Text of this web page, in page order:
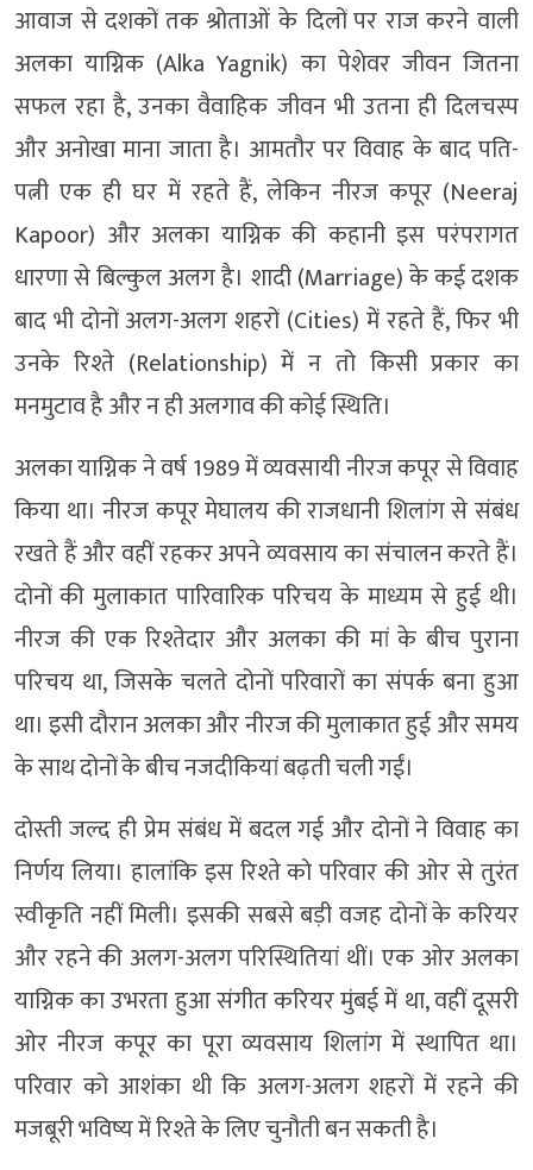
आवाज से दशकों तक श्रोताओं के दिलों पर राज करने वाली
अलका याग्निक (Alka Yagnik) का पेशेवर जीवन जितना
सफल रहा है, उनका वैवाहिक जीवन भी उतना ही दिलचस्प
और अनोखा माना जाता है। आमतौर पर विवाह के बाद पति-
पत्नी एक ही घर में रहते हैं, लेकिन नीरज कपूर (Neeraj
Kapoor) और अलका याग्निक की कहानी इस परंपरागत
धारणा से बिल्कुल अलग है। शादी (Marriage) के कई दशक
बाद भी दोनों अलग-अलग शहरों (Cities) में रहते हैं, फिर भी
उनके रिश्ते (Relationship) में न तो किसी प्रकार का
मनमुटाव है और न ही अलगाव की कोई स्थिति।
अलका याग्निक ने वर्ष 1989 में व्यवसायी नीरज कपूर से विवाह
किया था। नीरज कपूर मेघालय की राजधानी शिलांग से संबंध
रखते हैं और वहीं रहकर अपने व्यवसाय का संचालन करते हैं।
दोनों की मुलाकात पारिवारिक परिचय के माध्यम से हुई थी।
नीरज की एक रिश्तेदार और अलका की मां के बीच पुराना
परिचय था, जिसके चलते दोनों परिवारों का संपर्क बना हुआ
था। इसी दौरान अलका और नीरज की मुलाकात हुई और समय
के साथ दोनों के बीच नजदीकियां बढ़ती चली गईं।
दोस्ती जल्द ही प्रेम संबंध में बदल गई और दोनों ने विवाह का
निर्णय लिया। हालांकि इस रिश्ते को परिवार की ओर से तुरंत
स्वीकृति नहीं मिली। इसकी सबसे बड़ी वजह दोनों के करियर
और रहने की अलग-अलग परिस्थितियां थीं। एक ओर अलका
याग्निक का उभरता हुआ संगीत करियर मुंबई में था, वहीं दूसरी
ओर नीरज कपूर का पूरा व्यवसाय शिलांग में स्थापित था।
परिवार को आशंका थी कि अलग-अलग शहरों में रहने की
मजबूरी भविष्य में रिश्ते के लिए चुनौती बन सकती है।